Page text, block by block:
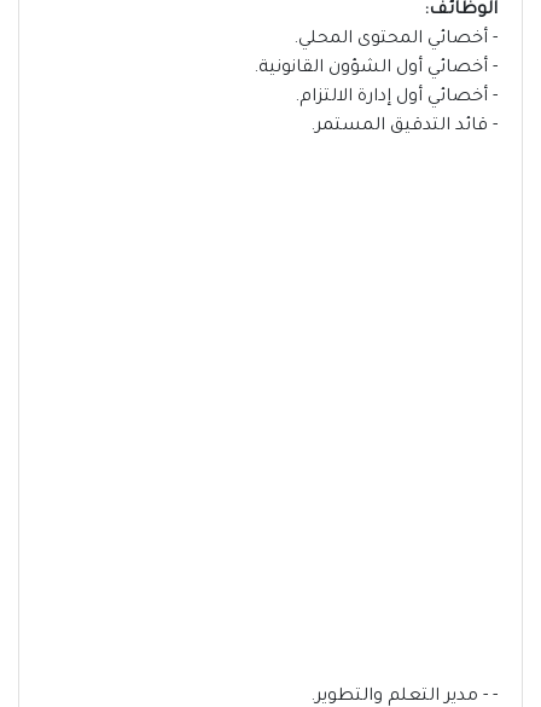
الوظائف:
- أخصائي المحتوى المحلي.
- أخصائي أول الشؤون القانونية.
- أخصائي أول إدارة الالتزام.
- قائد التدقيق المستمر.
- - مدير التعلم والتطوير.